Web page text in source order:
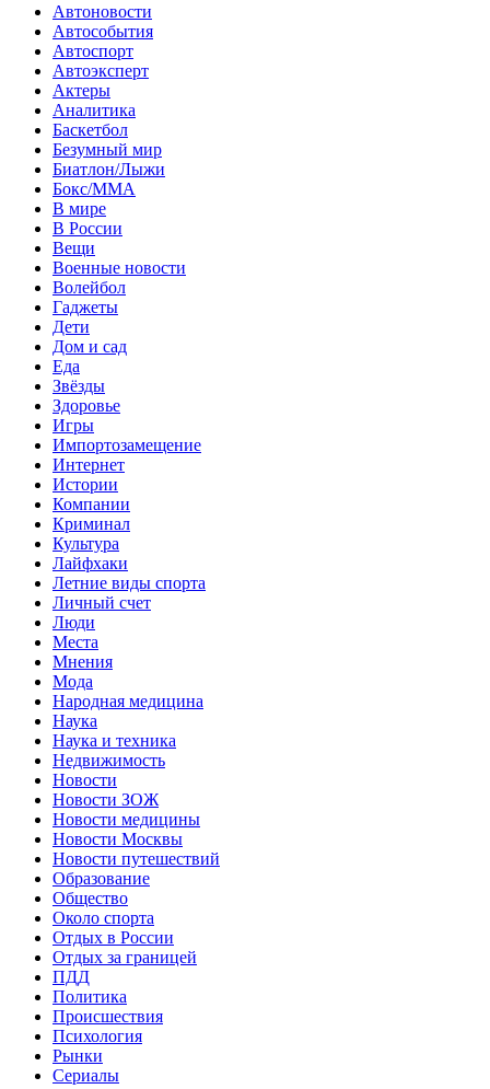
Автоновости
Автособытия
Автоспорт
Автоэксперт
Актеры
Аналитика
Баскетбол
Безумный мир
Биатлон/Лыжи
Бокс/MMA
В мире
В России
Вещи
Военные новости
Волейбол
Гаджеты
Дети
Дом и сад
Еда
Звёзды
Здоровье
Игры
Импортозамещение
Интернет
Истории
Компании
Криминал
Культура
Лайфхаки
Летние виды спорта
Личный счет
Люди
Места
Мнения
Мода
Народная медицина
Наука
Наука и техника
Недвижимость
Новости
Новости ЗОЖ
Новости медицины
Новости Москвы
Новости путешествий
Образование
Общество
Около спорта
Отдых в России
Отдых за границей
ПДД
Политика
Происшествия
Психология
Рынки
Сериалы